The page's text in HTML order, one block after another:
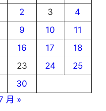
2 3
4
9 10
11
16 17
18
23 24
25
30
月 »